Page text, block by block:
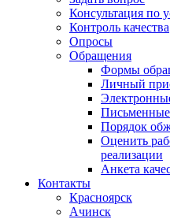
Консультация по
Контроль качества
Опросы
Обращения
Формы
Личный
Порядок
Оценить
реализации
Анкета
Контакты
Красноярск
Ачинск